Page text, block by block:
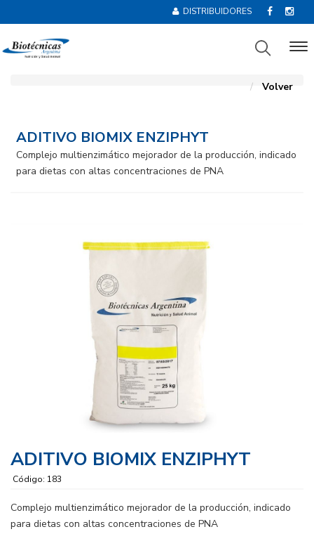
DISTRIBUIDORES
Volver
ADITIVO BIOMIX ENZIPHYT
Complejo multienzimático mejorador de la producción, indicado
para dietas con altas concentraciones de PNA
ADITIVO BIOMIX ENZIPHYT
Código: 183
Complejo multienzimático mejorador de la producción, indicado
para dietas con altas concentraciones de PNA